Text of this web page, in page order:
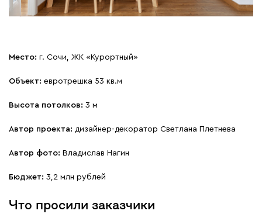
Место: г. Сочи, ЖК «Курортный»
Объект: евротрешка 53 кв.м
Высота потолков: 3 м
Автор проекта: дизайнер-декоратор Светлана Плетнева
Автор фото: Владислав Нагин
Бюджет: 3,2 млн рублей
Что просили заказчики